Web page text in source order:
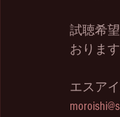
試聴希
おります
エスア